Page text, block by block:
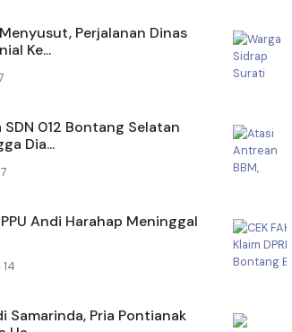
Perjalanan Dinas
Ke...
SDN 012 Bontang Selatan
Dia...
7
Andi Harahap Meninggal
14
Samarinda, Pria Pontianak